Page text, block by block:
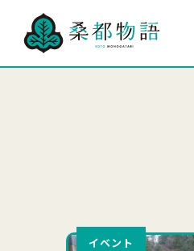
イベント